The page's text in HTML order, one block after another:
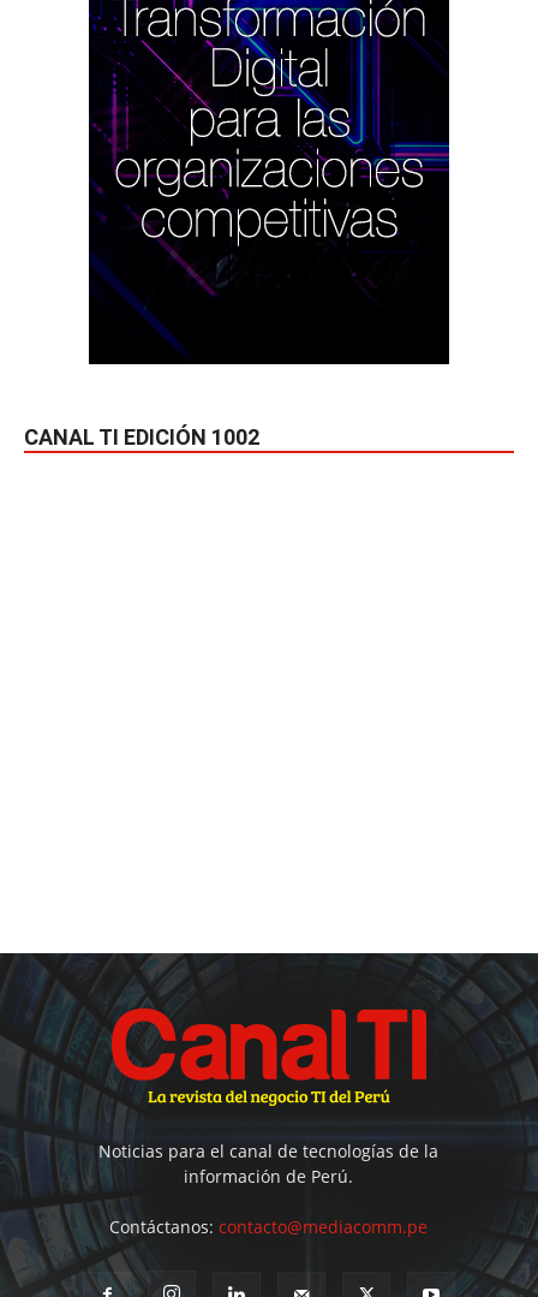
CANAL TI EDICIÓN 1002
Noticias para el canal de tecnologías de la
información de Perú.
Contáctanos:contacto@mediacomm.pe